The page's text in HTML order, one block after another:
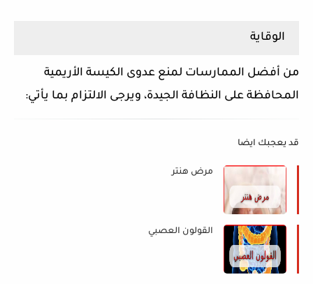
الوقاية
من أفضل الممارسات لمنع عدوى الكيسة الأريمية
المحافظة على النظافة الجيدة، ويرجى الالتزام بما يأتي:
قد يعجبك ايضا
مرض هنتر
القولون العصبي